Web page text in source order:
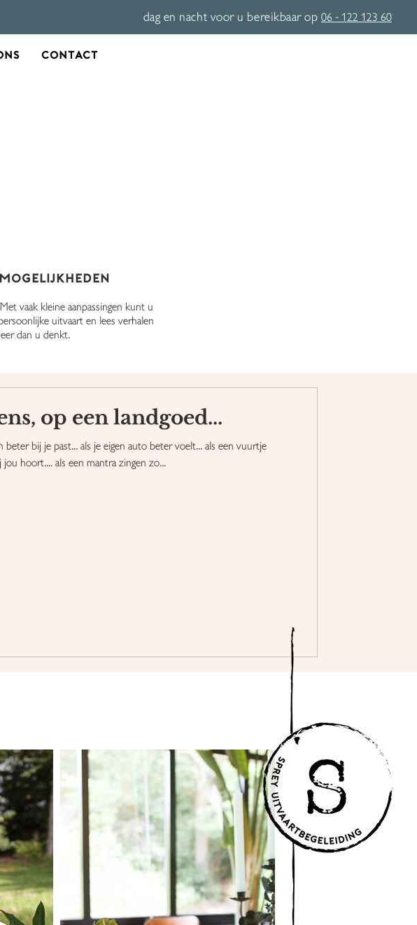
dag en nacht voor u bereikbaar op 06 - 122 123 60
Contact
op een landgoed...
beter bij je past... als je eigen auto beter voelt... als een vuurtje
hoort.... als een mantra zingen zo...
vaak kleine aanpassingen kunt u
uitvaart en lees verhalen
dan u denkt.